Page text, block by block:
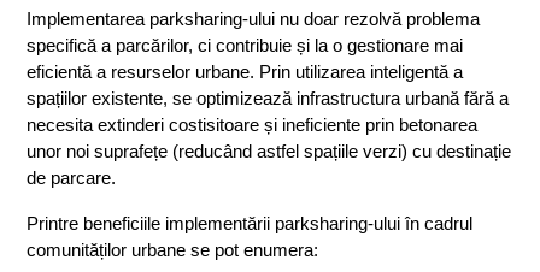
Implementarea parksharing-ului nu doar rezolvă problema
specifică a parcărilor, ci contribuie și la o gestionare mai
eficientă a resurselor urbane. Prin utilizarea inteligentă a
spațiilor existente, se optimizează infrastructura urbană fără a
necesita extinderi costisitoare și ineficiente prin betonarea
unor noi suprafețe (reducând astfel spațiile verzi) cu destinație
de parcare.
Printre beneficiile implementării parksharing-ului în cadrul
comunităților urbane se pot enumera: